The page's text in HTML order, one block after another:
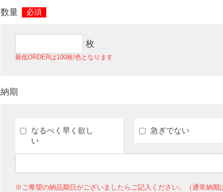
数量 必須
枚
最低ORDERは100枚/色となります
納期
なるべく早く欲し
い
急ぎでない
※ご希望の納品期日がございましたらご記入ください。（通常納期